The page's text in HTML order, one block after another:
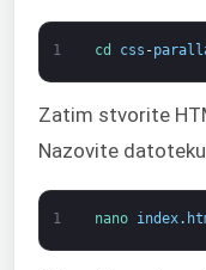
1 cd css -
Zatim stvorite
Nazovite datoteku
1 nano index.